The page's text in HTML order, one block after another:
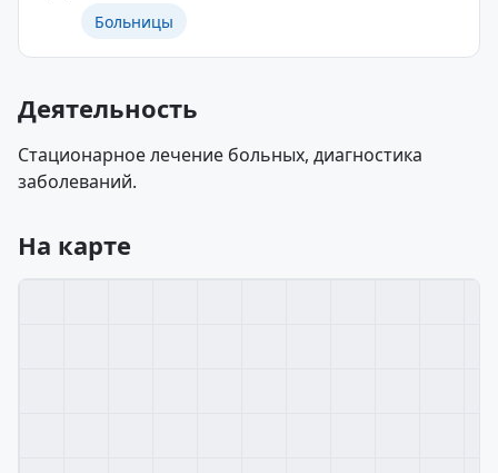
Больницы
Деятельность
Стационарное лечение больных, диагностика
заболеваний.
На карте